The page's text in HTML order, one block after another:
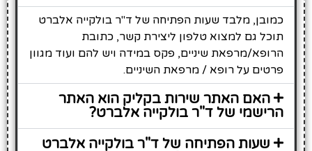
כמובן, מלבד שעות הפתיחה של ד"ר בולקייה אלברט
תוכל גם למצוא טלפון ליצירת קשר, כתובת
הרופא/מרפאת שיניים, פקס במידה ויש להם ועוד מגוון
פרטים על רופא / מרפאת השיניים.
האם האתר שירות בקליק הוא האתר
הרישמי של ד"ר בולקייה אלברט?
שעות הפתיחה של ד"ר בולקייה אלברט